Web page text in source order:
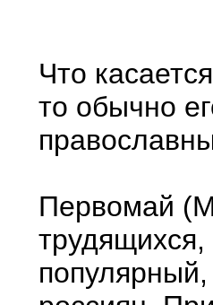
Что
то обычно
Первомай